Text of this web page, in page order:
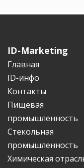
ID-Marketing
Главная
ID-инфо
Контакты
Пищевая
промышленность
Стекольная
промышленность
Химическая